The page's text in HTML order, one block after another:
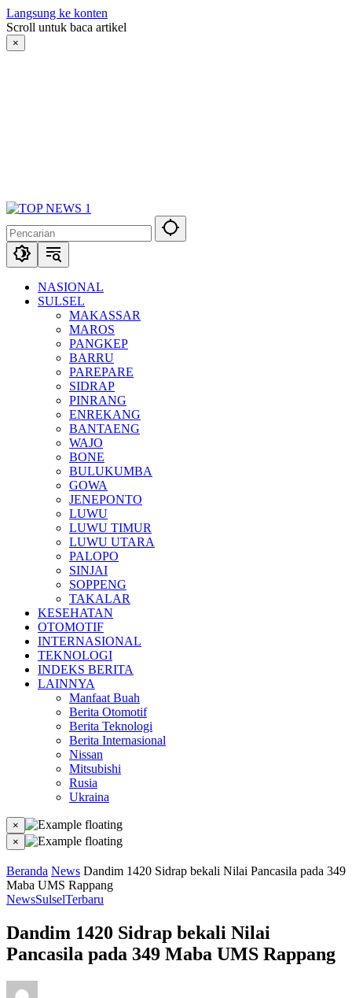
Langsung ke konten
Scroll untuk baca artikel
×
NASIONAL
SULSEL
MAKASSAR
MAROS
PANGKEP
BARRU
PAREPARE
SIDRAP
PINRANG
ENREKANG
BANTAENG
WAJO
BONE
BULUKUMBA
GOWA
JENEPONTO
LUWU
LUWU TIMUR
LUWU UTARA
PALOPO
SINJAI
SOPPENG
TAKALAR
KESEHATAN
OTOMOTIF
INTERNASIONAL
TEKNOLOGI
INDEKS BERITA
LAINNYA
Manfaat Buah
Berita Otomotif
Berita Teknologi
Berita Internasional
Nissan
Mitsubishi
Rusia
Ukraina
×
×
Beranda News Dandim 1420 Sidrap bekali Nilai Pancasila pada 349
Maba UMS Rappang
NewsSulselTerbaru
Dandim 1420 Sidrap bekali Nilai
Pancasila pada 349 Maba UMS Rappang